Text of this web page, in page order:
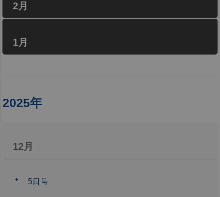
2月
1月
2025年
12月
5日号